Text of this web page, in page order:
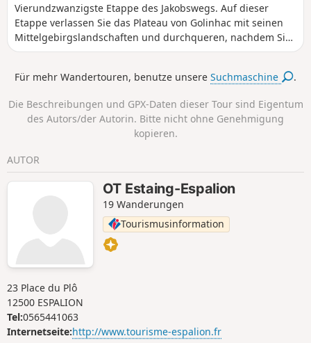
Vierundzwanzigste Etappe des Jakobswegs. Auf dieser
Etappe verlassen Sie das Plateau von Golinhac mit seinen
Mittelgebirgslandschaften und durchqueren, nachdem Sie
mehrere Dörfer passiert haben, die inmitten einer üppigen
Granitvorsprung thront, und setzen Ihren Weg fort, der von
gesäumt ist, bevor Sie Conques-en-Rouergues und seine
geschichtsträchtige Abteikirche erreichen.
Für mehr Wandertouren, benutze unsereSuchmaschine .
Die Beschreibungen und GPX-Daten dieser Tour sind Eigentum
des Autors/der Autorin. Bitte nicht ohne Genehmigung
kopieren.
AUTOR
OT Estaing-Espalion
19 Wanderungen
Tourismusinformation
23 Place du Plô
12500 ESPALION
Tel:0565441063
Internetseite:http://www.tourisme-espalion.fr